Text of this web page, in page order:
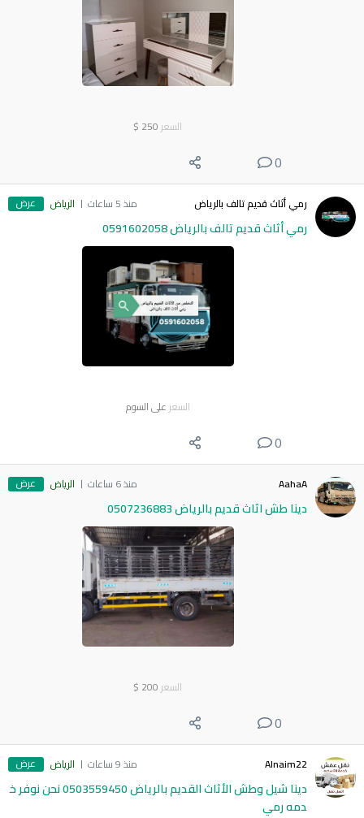
السعر 250
$
0
رمي أثاث قديم تالف بالرياض منذ 5 ساعات الرياض عرض
رمي أثاث قديم تالف بالرياض 0591602058
السعر على السوم
0
AahaA منذ 6 ساعات الرياض عرض
دينا طش اثاث قديم بالرياض 0507236883
السعر 200
$
0
Alnaim22 منذ 9 ساعات الرياض عرض
دينا شيل وطش الأثاث القديم بالرياض 0503559450 نحن نوفر خ
دمه رمي